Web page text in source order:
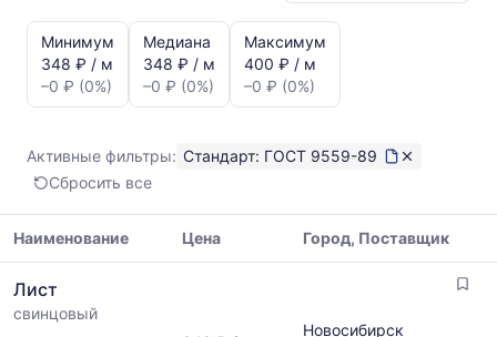
динамика
цен:
Лист
9559-
89
Показаны
минимальная,
медианная
цена
по
Минимум
348 ₽ / м
–0 ₽ (0%)
Медиана
348 ₽ / м
–0 ₽ (0%)
Максимум
400 ₽ / м
–0 ₽ (0%)
Активные фильтры: Стандарт: ГОСТ 9559-89
Сбросить все
цен
на
Наименование Цена Город, Поставщик
Лист
свинцовый
Новосибирск